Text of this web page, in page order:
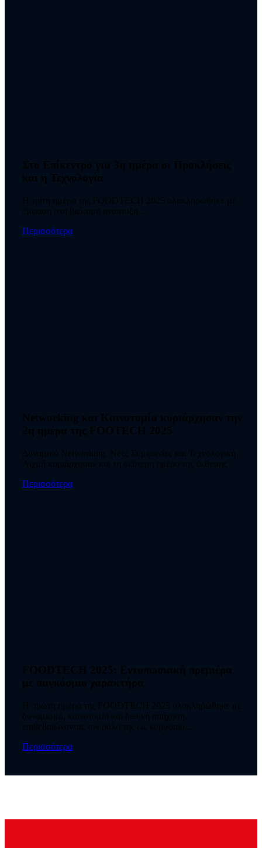
Στο Επίκεντρο για 3η ημέρα οι Προκλήσεις
και η Τεχνολογία
Η τρίτη ημέρα της FOODTECH 2025 ολοκληρώθηκε με
έμφαση στη βιώσιμη ανάπτυξη...
Περισσότερα
Networking και Καινοτομία κυριάρχησαν την
2η ημέρα της FOOTECH 2025
Δυναμικό Networking, Νέες Συμφωνίες και Τεχνολογική
Αιχμή κυριάρχησαν και τη δεύτερη ημέρα της έκθεσης
Περισσότερα
FOODTECH 2025: Εντυπωσιακή πρεμιέρα
με παγκόσμιο χαρακτήρα
Η πρώτη ημέρα της FOODTECH 2025 ολοκληρώθηκε με
δυναμισμό, καινοτομία και διεθνή απήχηση,
επιβεβαιώνοντας τον ρόλο της ως κορυφαίο...
Περισσότερα